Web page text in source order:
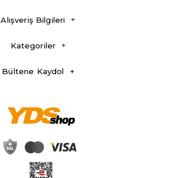
Alışveriş Bilgileri
Kategoriler
Bültene Kaydol